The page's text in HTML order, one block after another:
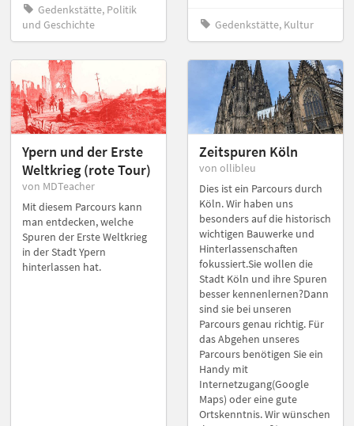
Gedenkstätte, Politik
und Geschichte
Gedenkstätte, Kultur
Ypern und der Erste
Weltkrieg (rote Tour)
von MDTeacher
Mit diesem Parcours kann
man entdecken, welche
Spuren der Erste Weltkrieg
in der Stadt Ypern
hinterlassen hat.
Zeitspuren Köln
von ollibleu
Dies ist ein Parcours durch
Köln. Wir haben uns
besonders auf die historisch
wichtigen Bauwerke und
Hinterlassenschaften
fokussiert.Sie wollen die
Stadt Köln und ihre Spuren
besser kennenlernen?Dann
sind sie bei unseren
Parcours genau richtig. Für
das Abgehen unseres
Parcours benötigen Sie ein
Handy mit
Internetzugang(Google
Maps) oder eine gute
Ortskenntnis. Wir wünschen